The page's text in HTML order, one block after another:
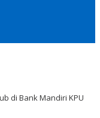
di Bank Mandiri KPU